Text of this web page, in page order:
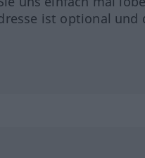
ist optional und